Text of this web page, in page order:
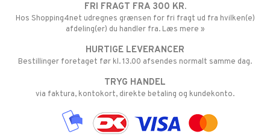
FRI FRAGT FRA 300 KR.
Hos Shopping4net udregnes grænsen for fri fragt ud fra hvilken(e)
afdeling(er) du handler fra. Læs mere »
HURTIGE LEVERANCER
Bestillinger foretaget før kl. 13.00 afsendes normalt samme dag.
TRYG HANDEL
via faktura, kontokort, direkte betaling og kundekonto.